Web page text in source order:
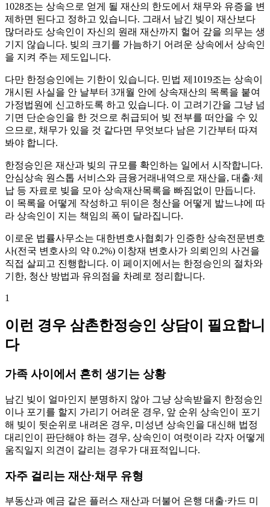
1028조는 상속으로 얻게 될 재산의 한도에서 채무와 유증을 변
제하면 된다고 정하고 있습니다. 그래서 남긴 빚이 재산보다
많더라도 상속인이 자신의 원래 재산까지 헐어 갚을 의무는 생
기지 않습니다. 빚의 크기를 가늠하기 어려운 상속에서 상속인
을 지켜 주는 제도입니다.
다만 한정승인에는 기한이 있습니다. 민법 제1019조는 상속이
개시된 사실을 안 날부터 3개월 안에 상속재산의 목록을 붙여
가정법원에 신고하도록 하고 있습니다. 이 고려기간을 그냥 넘
기면 단순승인을 한 것으로 취급되어 빚 전부를 떠안을 수 있
으므로, 채무가 있을 것 같다면 무엇보다 남은 기간부터 따져
봐야 합니다.
한정승인은 재산과 빚의 규모를 확인하는 일에서 시작합니다.
안심상속 원스톱 서비스와 금융거래내역으로 재산을, 대출·체
납 등 자료로 빚을 모아 상속재산목록을 빠짐없이 만듭니다.
이 목록을 어떻게 작성하고 뒤이은 청산을 어떻게 밟느냐에 따
라 상속인이 지는 책임의 폭이 달라집니다.
이로운 법률사무소는 대한변호사협회가 인증한 상속전문변호
사(전국 변호사의 약 0.2%) 이창재 변호사가 의뢰인의 사건을
직접 살피고 진행합니다. 이 페이지에서는 한정승인의 절차와
기한, 청산 방법과 유의점을 차례로 정리합니다.
1
이런 경우 삼촌한정승인 상담이 필요합니
다
가족 사이에서 흔히 생기는 상황
남긴 빚이 얼마인지 분명하지 않아 그냥 상속받을지 한정승인
이나 포기를 할지 가리기 어려운 경우, 앞 순위 상속인이 포기
해 빚이 뒷순위로 내려온 경우, 미성년 상속인을 대신해 법정
대리인이 판단해야 하는 경우, 상속인이 여럿이라 각자 어떻게
움직일지 의견이 갈리는 경우가 대표적입니다.
자주 걸리는 재산·채무 유형
부동산과 예금 같은 플러스 재산과 더불어 은행 대출·카드 미